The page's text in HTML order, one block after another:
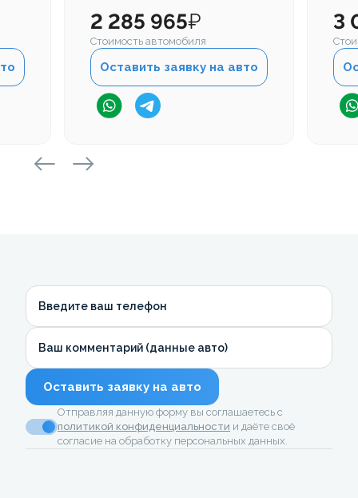
2 285 965₽
Стоимость автомобиля
Оставить заявку на авто
3
Введите ваш телефон
Ваш комментарий (данные авто)
Оставить заявку на авто
Отправляя данную форму вы соглашаетесь с
политикой конфиденциальности и даёте своё
согласие на обработку персональных данных.